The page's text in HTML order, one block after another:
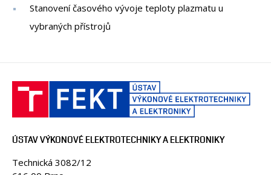
Stanovení časového vývoje teploty plazmatu u
vybraných přístrojů
ÚSTAV VÝKONOVÉ ELEKTROTECHNIKY A ELEKTRONIKY
Technická 3082/12